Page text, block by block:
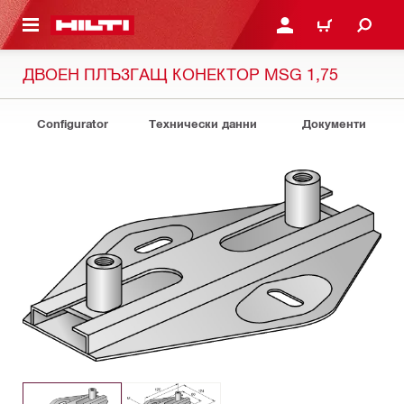
СЪДЪРЖАНИЕ ВЛЕЗ ИЛИ СЕ
КОЛИЧКА
ДВОЕН ПЛЪЗГАЩ КОНЕКТОР MSG 1,75
Configurator Технически данни Документи